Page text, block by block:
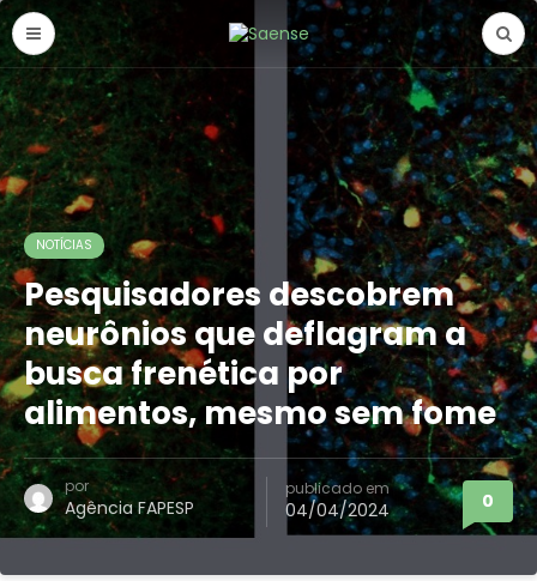
NOTÍCIAS
Pesquisadores descobrem
neurônios que deflagram a
busca frenética por
alimentos, mesmo sem fome
por
Agência FAPESP
publicado em
04/04/2024 0